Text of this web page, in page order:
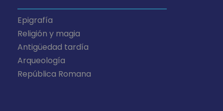
Epigrafía
Religión y magia
Antigüedad tardía
Arqueología
República Romana